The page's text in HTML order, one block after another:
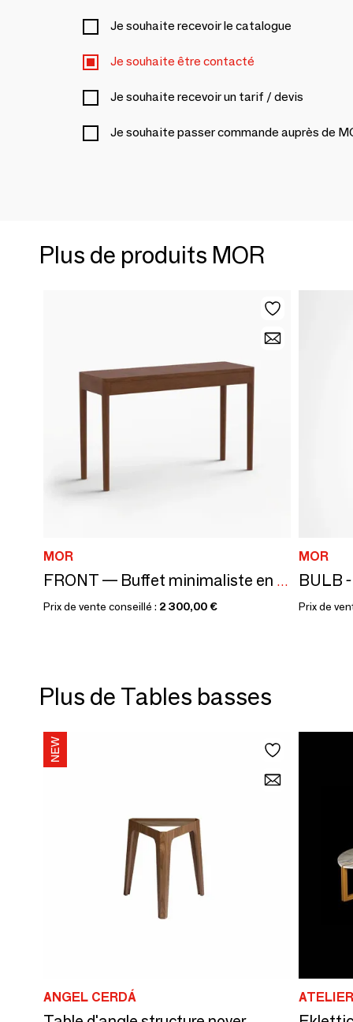
Je souhaite recevoir le catalogue
Je souhaite être contacté
Je souhaite recevoir un tarif / devis
Je souhaite passer commande auprès de
Plus de produits MOR
MOR
FRONT — Buffet minimaliste en bois de noyer 120x40
Prix de vente conseillé : 2 300,00 €
MOR
Prix de
Plus de Tables basses
ANGEL CERDÁ